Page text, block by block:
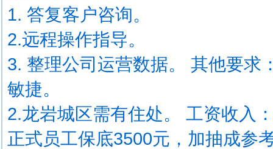
1. 答复客户咨询。
2.远程操作指导。
3. 整理公司运营数据。 其他要求
敏捷。
2.龙岩城区需有住处。 工资收入
正式员工保底3500元，加抽成参